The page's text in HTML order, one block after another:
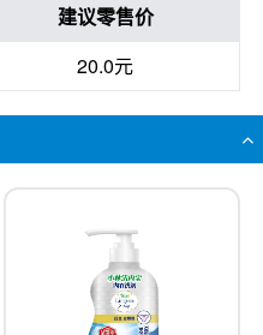
建议零售价
20.0元